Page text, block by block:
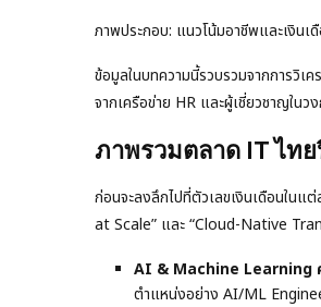
ภาพประกอบ: แนวโน้มอาชีพและเงินเ
ข้อมูลในบทความนี้รวบรวมจากการวิ
จากเครือข่าย HR และผู้เชี่ยวชาญใน
ภาพรวมตลาด IT ไทย
ก่อนจะลงลึกไปที่ตัวเลขเงินเดือนใน
at Scale” และ “Cloud-Native
AI & Machine Learning
ตำแหน่งอย่าง AI/ML